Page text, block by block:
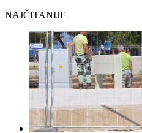
NAJČITANIJE